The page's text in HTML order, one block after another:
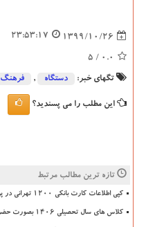
1399/10/26
23:53:17
0.0
/ 5
تگهای خبر: دستگاه , فرهنگ
این مطلب را می پسندید؟
تازه ترین مطالب مرتبط
کپی اطلاعات کارت بانکی ۱۲۰۰ تهرانی در پوشش فروشنده میوه
کلاس های سال تحصیلی ۱۴۰۶ بصورت حضوری خواهد بود